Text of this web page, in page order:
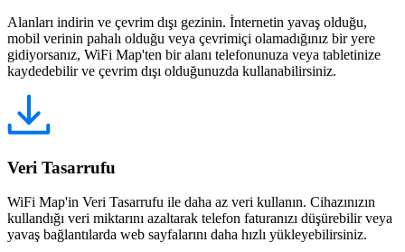
Alanları indirin ve çevrim dışı gezinin. İnternetin yavaş olduğu,
mobil verinin pahalı olduğu veya çevrimiçi olamadığınız bir yere
gidiyorsanız, WiFi Map'ten bir alanı telefonunuza veya tabletinize
kaydedebilir ve çevrim dışı olduğunuzda kullanabilirsiniz.
Veri Tasarrufu
WiFi Map'in Veri Tasarrufu ile daha az veri kullanın. Cihazınızın
kullandığı veri miktarını azaltarak telefon faturanızı düşürebilir veya
yavaş bağlantılarda web sayfalarını daha hızlı yükleyebilirsiniz.